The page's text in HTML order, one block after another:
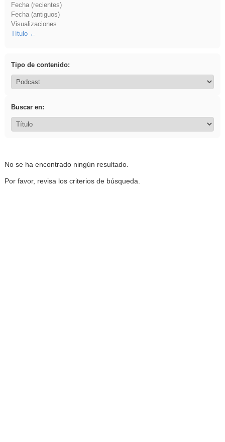
Fecha (recientes)
Fecha (antiguos)
Visualizaciones
Título
Tipo de contenido:
Buscar en:
No se ha encontrado ningún resultado.
Por favor, revisa los criterios de búsqueda.